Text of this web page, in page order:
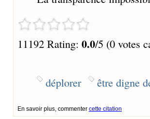
11192 Rating: 0.0/5 (0 votes
déplorer être digne
En savoir plus, commenter cette citation